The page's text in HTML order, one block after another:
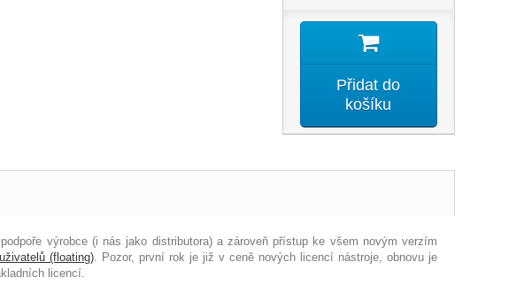
Přidat do
košíku
výrobce (i nás jako distributora) a zároveň přístup ke všem novým verzím
(floating). Pozor, první rok je již v ceně nových licencí nástroje, obnovu je
licencí.